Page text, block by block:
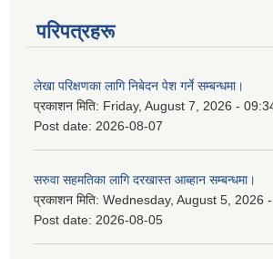
परिपत्रहरू
लेखा परिक्षणका लागि निबेदन पेश गर्ने सम्बन्धमा।
प्रकाशन मिति: Friday, August 7, 2026 -
Post date: 2026-08-07
सरुवा सहमतिका लागि दरखास्त आब्हान सम्बन्धमा।
प्रकाशन मिति: Wednesday, August 5, 2026
Post date: 2026-08-05